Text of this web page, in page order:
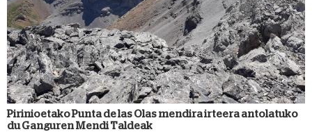
Pirinioetako Punta de las Olas mendira irteera antolatuko
du Ganguren Mendi Taldeak